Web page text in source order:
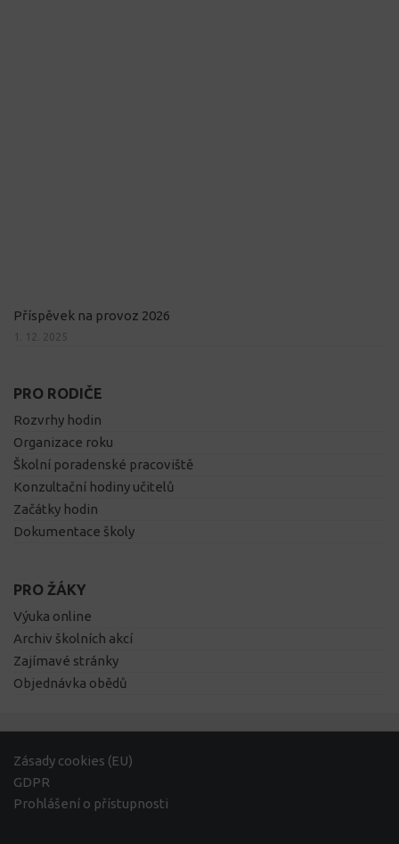
Příspěvek na provoz 2026
1. 12. 2025
PRO RODIČE
Rozvrhy hodin
Organizace roku
Školní poradenské pracoviště
Konzultační hodiny učitelů
Začátky hodin
Dokumentace školy
PRO ŽÁKY
Výuka online
Archiv školních akcí
Zajímavé stránky
Objednávka obědů
Zásady cookies (EU)
GDPR
Prohlášení o přístupnosti